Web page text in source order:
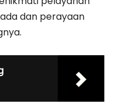
dan perayaan